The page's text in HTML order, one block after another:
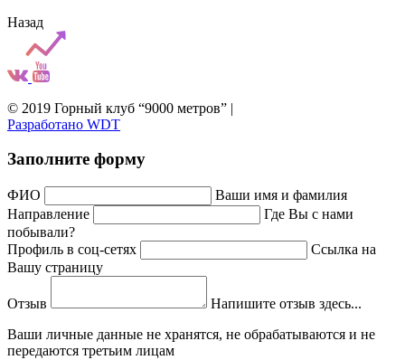
Назад
© 2019 Горный клуб “9000 метров” |
Разработано WDT
Заполните форму
ФИО
Ваши имя и фамилия
Направление
Где Вы с нами
побывали?
Профиль в соц-сетях
Ссылка на
Вашу страницу
Отзыв
Напишите отзыв здесь...
Ваши личные данные не хранятся, не обрабатываются и не
передаются третьим лицам